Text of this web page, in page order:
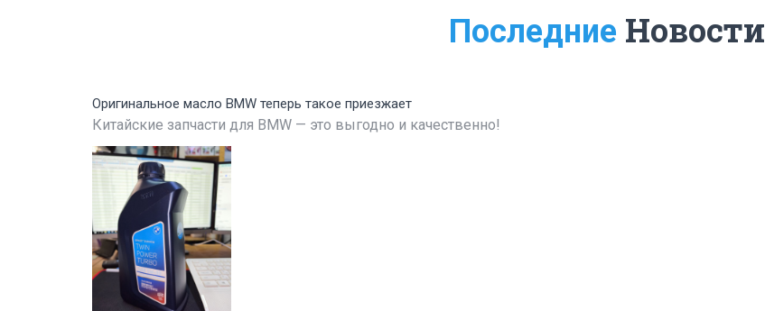
Последние Новости
Оригинальное масло BMW теперь такое приезжает
Китайские запчасти для BMW — это выгодно и качественно!